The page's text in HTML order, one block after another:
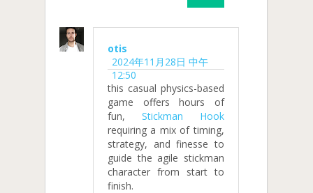
otis
2024年11月28日 中午
12:50
this casual physics-based
game offers hours of
fun, Stickman Hook
requiring a mix of timing,
strategy, and finesse to
guide the agile stickman
character from start to
finish.